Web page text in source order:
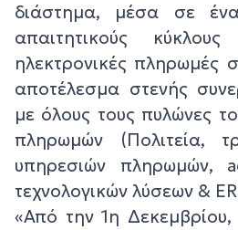
διάστημα, μέσα σε
απαιτητικούς
ηλεκτρονικές πληρωμές
αποτέλεσμα στενής
με όλους τους πυλώνες
πληρωμών (Πολιτεία,
υπηρεσιών πληρωμών,
τεχνολογικών λύσεων &
«Από την 1η